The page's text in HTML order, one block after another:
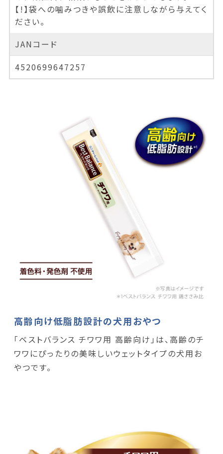
【!】袋への噛みつきや誤飲に注意しながら与えてく
ださい。
JANコード
4520699647257
高齢向け低脂肪設計の犬用おやつ
「ベストバランス チワワ用 高齢向け」は、高齢のチ
ワワにぴったりの美味しいウェットタイプの犬用お
やつです。